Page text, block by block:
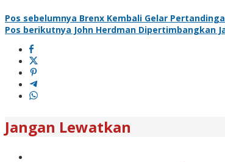
Pos sebelumnya Brenx Kembali Gelar
Pos berikutnya John Herdman Dipertimbangkan
Jangan Lewatkan